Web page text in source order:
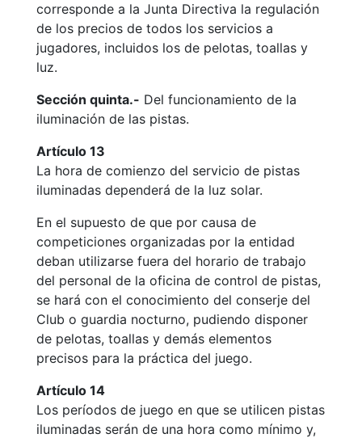
Noticias
Inscripciones
El Godó
del
Socio/a
corresponde a la Junta Directiva la regulación
de los precios de todos los servicios a
jugadores, incluidos los de pelotas, toallas y
luz.
Sección quinta.- Del funcionamiento de la
iluminación de las pistas.
Artículo 13
La hora de comienzo del servicio de pistas
iluminadas dependerá de la luz solar.
En el supuesto de que por causa de
competiciones organizadas por la entidad
deban utilizarse fuera del horario de trabajo
del personal de la oficina de control de pistas,
se hará con el conocimiento del conserje del
Club o guardia nocturno, pudiendo disponer
de pelotas, toallas y demás elementos
precisos para la práctica del juego.
Artículo 14
Los períodos de juego en que se utilicen pistas
iluminadas serán de una hora como mínimo y,